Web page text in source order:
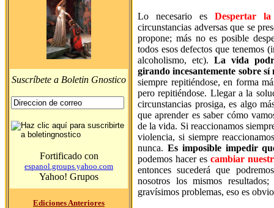
Suscríbete a Boletin Gnostico
Fortificado con
espanol.groups.yahoo.com
Yahoo! Grupos
Ediciones Anteriores
Lo necesario es Despertar la
circunstancias adversas que se
propone; más no es posible
todos esos defectos que tenemos
alcoholismo, etc). La vida
girando incesantemente sobre sí
siempre repitiéndose, en forma
pero repitiéndose. Llegar a la
circunstancias prosiga, es algo
que aprender es saber cómo
de la vida. Si reaccionamos
violencia, si siempre
nunca. Es imposible impedir
podemos hacer escambiar
entonces sucederá que
nosotros los mismos
gravísimos problemas, eso es